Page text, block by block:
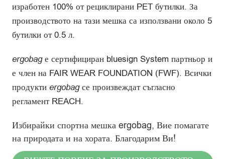
изработен 100% от рециклирани PET бутилки. За
производството на тази мешка са използвани около 5
бутилки от 0.5 л.
ergobagе сертифициран bluesign System партньор и
е член на FAIR WEAR FOUNDATION (FWF). Всички
продукти ergobagсе произвеждат съгласно
регламент REACH.
Избирайки спортна мешка ergobag, Вие помагате
на природата и на хората. Благодарим Ви!